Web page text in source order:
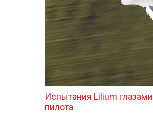
Испытания Lilium глазами
пилота